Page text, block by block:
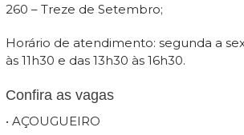
260 – Treze de Setembro;
Horário de atendimento: segunda a
às 11h30 e das 13h30 às 16h30.
Confira as vagas
• AÇOUGUEIRO